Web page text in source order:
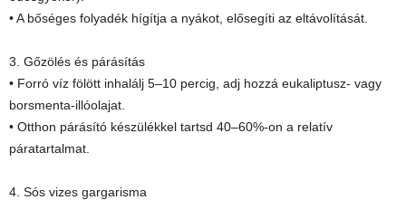
• A bőséges folyadék hígítja a nyákot, elősegíti az eltávolítását.
3. Gőzölés és párásítás
• Forró víz fölött inhalálj 5–10 percig, adj hozzá eukaliptusz- vagy
borsmenta-illóolajat.
• Otthon párásító készülékkel tartsd 40–60%-on a relatív
páratartalmat.
4. Sós vizes gargarisma